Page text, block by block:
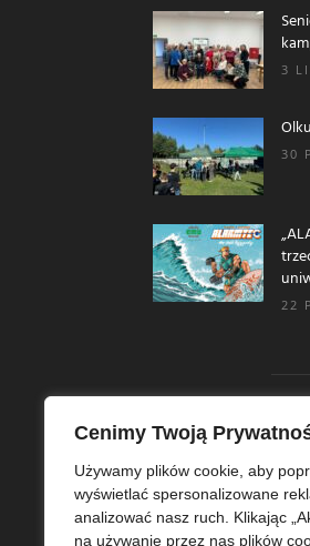
Cenimy Twoją
Używamy plików cookie, aby
wyświetlać spersonalizowane
analizować nasz ruch. Klikając
na używanie przez nas plików
3
30
22